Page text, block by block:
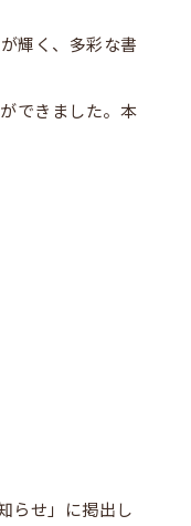
輝く、多彩な書
できました。本
らせ」に掲出し